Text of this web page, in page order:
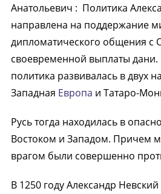
Анатольевич : Политика
направлена на поддержание
дипломатического общения с
своевременной выплаты
политика развивалась в двух
Западная Европа и Татаро-
Русь тогда находилась в
Востоком и Западом. Причем
врагом были совершенно
В 1250 году Александр